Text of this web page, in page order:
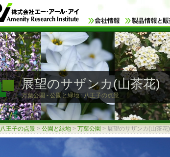
展望のサザンカ(山茶花)
万葉公園 - 公園と緑地 : 八王子の点景
八王子の点景 > 公園と緑地 > 万葉公園 > 展望のサザンカ(山茶花)